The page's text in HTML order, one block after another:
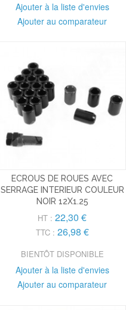
Ajouter à la liste d'envies
Ajouter au comparateur
ECROUS DE ROUES AVEC
SERRAGE INTERIEUR COULEUR
NOIR 12X1.25
HT : 22,30 €
TTC : 26,98 €
BIENTÔT DISPONIBLE
Ajouter à la liste d'envies
Ajouter au comparateur